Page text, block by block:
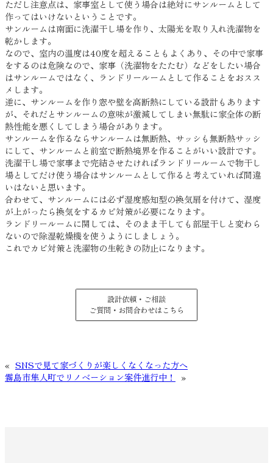
ただし注意点は、家事室として使う場合は絶対にサンルームとして
作ってはいけないということです。
サンルームは南面に洗濯干し場を作り、太陽光を取り入れ洗濯物を
乾かします。
なので、室内の温度は40度を超えることもよくあり、その中で家事
をするのは危険なので、家事（洗濯物をたたむ）などをしたい場合
はサンルームではなく、ランドリールームとして作ることをおスス
メします。
逆に、サンルームを作り窓や壁を高断熱にしている設計もあります
が、それだとサンルームの意味が激減してしまい無駄に家全体の断
熱性能を悪くしてしまう場合があります。
サンルームを作るならサンルームは無断熱、サッシも無断熱サッシ
にして、サンルームと前室で断熱境界を作ることがいい設計です。
洗濯干し場で家事まで完結させたければランドリールームで物干し
場としてだけ使う場合はサンルームとして作ると考えていれば間違
いはないと思います。
合わせて、サンルームには必ず湿度感知型の換気扇を付けて、湿度
が上がったら換気をするカビ対策が必要になります。
ランドリールームに関しては、そのまま干しても部屋干しと変わら
ないので除湿乾燥機を使うようにしましょう。
これでカビ対策と洗濯物の生乾きの防止になります。
設計依頼・ご相談
ご質問・お問合わせはこちら
« SNSで見て家づくりが楽しくなくなった方へ
霧島市隼人町でリノベーション案件進行中！
»